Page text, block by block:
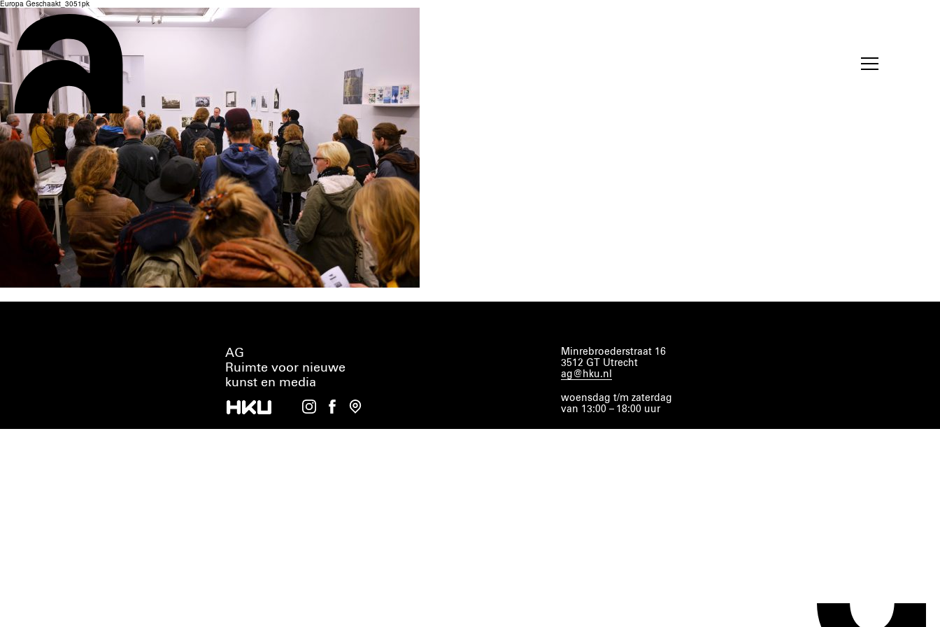
Europa Geschaakt_3051pk
AG
Ruimte voor nieuwe
kunst en media
Minrebroederstraat 16
3512 GT Utrecht
ag@hku.nl
woensdag t/m zaterdag
van 13:00 – 18:00 uur